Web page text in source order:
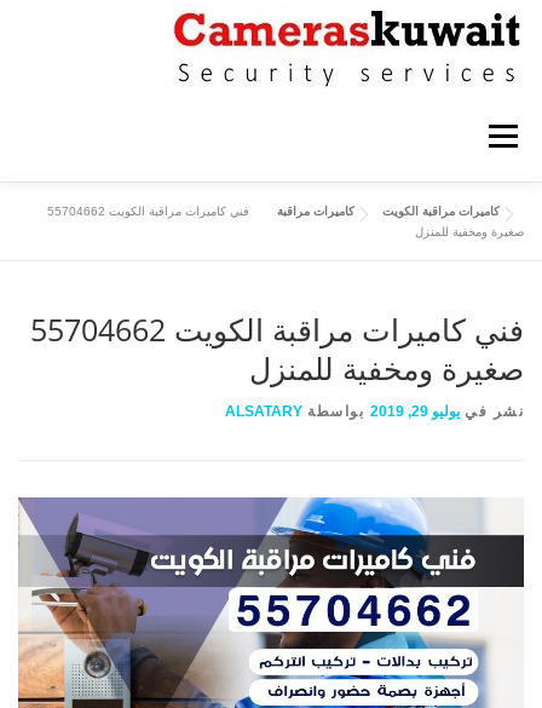
التجاوز إلى المحتوى
القائمة
كاميرات مراقبة حولي
كاميرات مراقبة الفروانية كاميرات مراقبة الجهراء
كاميرات مراقبة القرين
كاميرات مراقبة الكويت كاميرات مراقبة
فني كاميرات مراقبة الكويت 55704662
صغيرة ومخفية للمنزل
فني كاميرات مراقبة الكويت 55704662
صغيرة ومخفية للمنزل
نشر فييوليو 29, 2019 بواسطةALSATARY